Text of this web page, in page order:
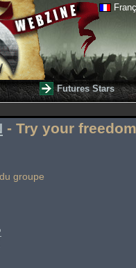
Futures Stars
- Try your freedom
groupe